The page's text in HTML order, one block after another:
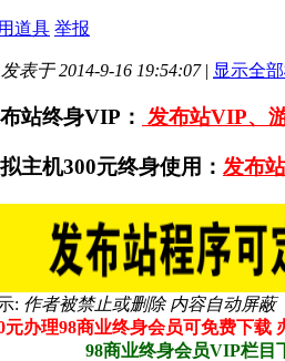
道具 举报
发表于 2014-9-16 19:54:07 | 显示全
站终身VIP： 发布站VIP、
主机300元终身使用： 发布
: 作者被禁止或删除 内容自动屏蔽
元办理98商业终身会员可免费下载
商业终身会员VIP栏目下所有